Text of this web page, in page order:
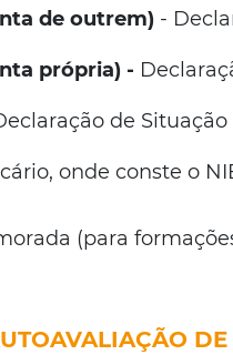
de outrem) -
própria) -
de
onde conste o
(para